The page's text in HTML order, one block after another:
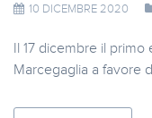
10 DICEMBRE 2020
Il 17 dicembre il
Marcegaglia a favore